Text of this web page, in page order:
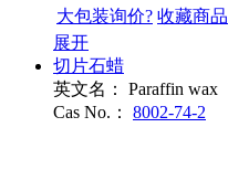
大包装询价? 收藏商品
展开
切片石蜡
英文名：
Paraffin wax
Cas No.：
8002-74-2